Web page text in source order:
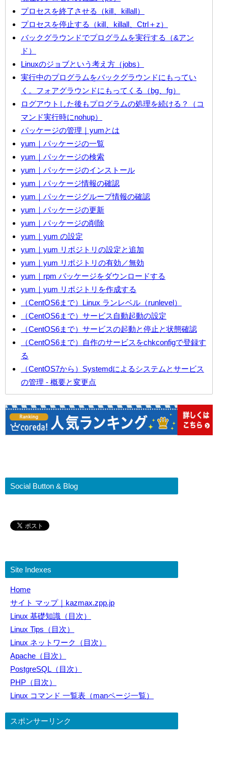
プロセスを終了させる（kill、killall）
プロセスを停止する（kill、killall、Ctrl＋z）
バックグラウンドでプログラムを実行する（&アン
ド）
Linuxのジョブという考え方（jobs）
実行中のプログラムをバックグラウンドにもってい
く。フォアグラウンドにもってくる（bg、fg）
ログアウトした後もプログラムの処理を続ける？（コ
マンド実行時にnohup）
パッケージの管理｜yumとは
yum｜パッケージの一覧
yum｜パッケージの検索
yum｜パッケージのインストール
yum｜パッケージ情報の確認
yum｜パッケージグループ情報の確認
yum｜パッケージの更新
yum｜パッケージの削除
yum｜yum の設定
yum｜yum リポジトリの設定と追加
yum｜yum リポジトリの有効／無効
yum｜rpm パッケージをダウンロードする
yum｜yum リポジトリを作成する
（CentOS6まで）Linux ランレベル（runlevel）
（CentOS6まで）サービス自動起動の設定
（CentOS6まで）サービスの起動と停止と状態確認
（CentOS6まで）自作のサービスをchkconfigで登録す
る
（CentOS7から）Systemdによるシステムとサービス
の管理 - 概要と変更点
Social Button & Blog
Site Indexes
Home
サイト マップ｜kazmax.zpp.jp
Linux 基礎知識（目次）
Linux Tips（目次）
Linux ネットワーク（目次）
Apache（目次）
PostgreSQL（目次）
PHP（目次）
Linux コマンド 一覧表（manページ一覧）
スポンサーリンク